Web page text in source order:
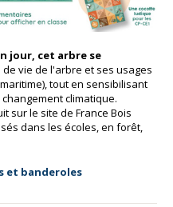
jour, cet arbre se
vie de l'arbre et ses usages
tout en sensibilisant
climatique.
sur le site de France Bois
dans les écoles, en forêt,
et banderoles